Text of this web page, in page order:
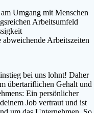
Umgang mit Menschen
Arbeitsumfeld
Arbeitszeiten
bei uns lohnt! Daher
übertariflichen Gehalt und
Ein persönlicher
Job vertraut und ist